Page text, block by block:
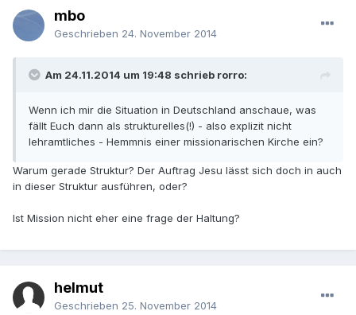
mbo
Geschrieben 24. November 2014
Am 24.11.2014 um 19:48 schrieb rorro:
Wenn ich mir die Situation in Deutschland anschaue, was
fällt Euch dann als strukturelles(!) - also explizit nicht
lehramtliches - Hemmnis einer missionarischen Kirche ein?
Warum gerade Struktur? Der Auftrag Jesu lässt sich doch in auch
in dieser Struktur ausführen, oder?
Ist Mission nicht eher eine frage der Haltung?
helmut
Geschrieben 25. November 2014